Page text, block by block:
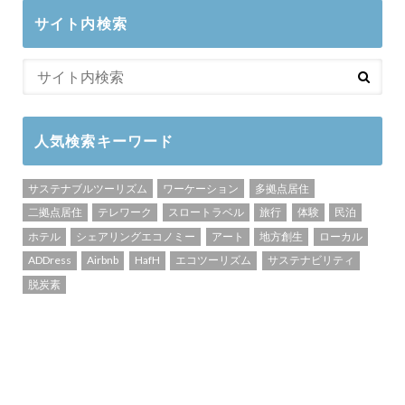
サイト内検索
人気検索キーワード
サステナブルツーリズム ワーケーション
多拠点居住
二拠点居住
テレワーク スロートラベル 旅行 体験
民泊
ホテル
シェアリングエコノミー アート 地方創生
ローカル
ADDress
Airbnb HafH エコツーリズム
サステナビリティ
脱炭素